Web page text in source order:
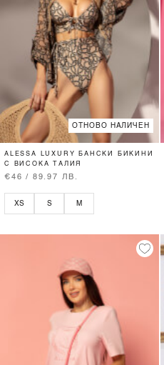
ОТНОВО НАЛИЧЕН
ALESSA LUXURY БАНСКИ БИКИНИ
С ВИСОКА ТАЛИЯ
€46 / 89.97 ЛВ.
XS S M